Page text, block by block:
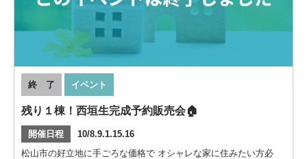
終 了 イベント
残り１棟！西垣生完成予約販売会🏠
開催日程
10/8.9.1.15.16
松山市の好立地に手ごろな価格で オシャレな家に住みたい方必